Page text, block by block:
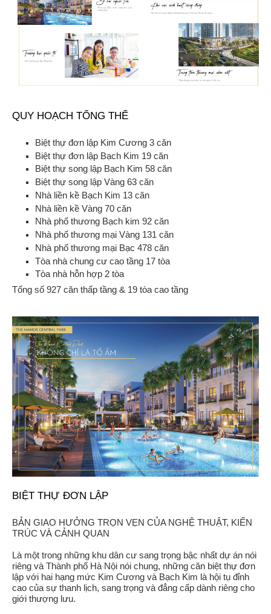
QUY HOẠCH TỔNG THỂ
Biệt thự đơn lập Kim Cương 3 căn
Biệt thự đơn lập Bạch Kim 19 căn
Biệt thự song lập Bạch Kim 58 căn
Biệt thự song lập Vàng 63 căn
Nhà liền kề Bạch Kim 13 căn
Nhà liền kề Vàng 70 căn
Nhà phố thương Bạch kim 92 căn
Nhà phố thương mại Vàng 131 căn
Nhà phố thương mại Bạc 478 căn
Tòa nhà chung cư cao tầng 17 tòa
Tòa nhà hỗn hợp 2 tòa
Tổng số 927 căn thấp tầng & 19 tòa cao tầng
BIỆT THỰ ĐƠN LẬP
BẢN GIAO HƯỞNG TRỌN VẸN CỦA NGHỆ THUẬT, KIẾN
TRÚC VÀ CẢNH QUAN
Là một trong những khu dân cư sang trọng bậc nhất dự án nói
riêng và Thành phố Hà Nội nói chung, những căn biệt thự đơn
lập với hai hạng mức Kim Cương và Bạch Kim là hội tụ đỉnh
cao của sự thanh lịch, sang trọng và đẳng cấp dành riêng cho
giới thượng lưu.